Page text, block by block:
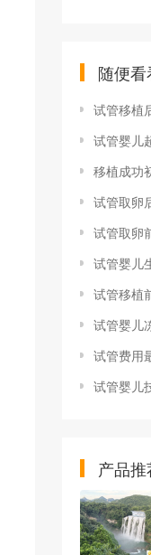
随便看
试管移植后腹水
试管婴儿超长方
移植成功
试管取卵后腹部
试管取卵前查
试管婴儿生男
试管移植前怎
试管婴儿冻胚
试管费用最新版
试管婴儿技术
产品推